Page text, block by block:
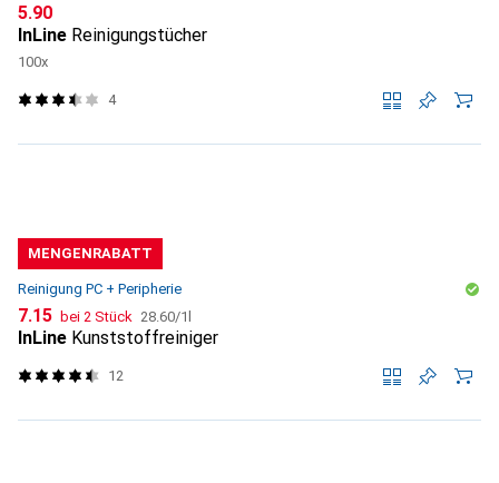
CHF
5.90
InLine Reinigungstücher
100x
4
MENGENRABATT
Reinigung PC + Peripherie
CHF
7.15 bei 2 Stück CHF
28.60/1l
InLine Kunststoffreiniger
12